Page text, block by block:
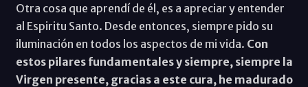
Otra cosa que aprendí de él, es a apreciar y entender
al Espiritu Santo. Desde entonces, siempre pido su
iluminación en todos los aspectos de mi vida. Con
estos pilares fundamentales y siempre, siempre la
Virgen presente, gracias a este cura, he madurado